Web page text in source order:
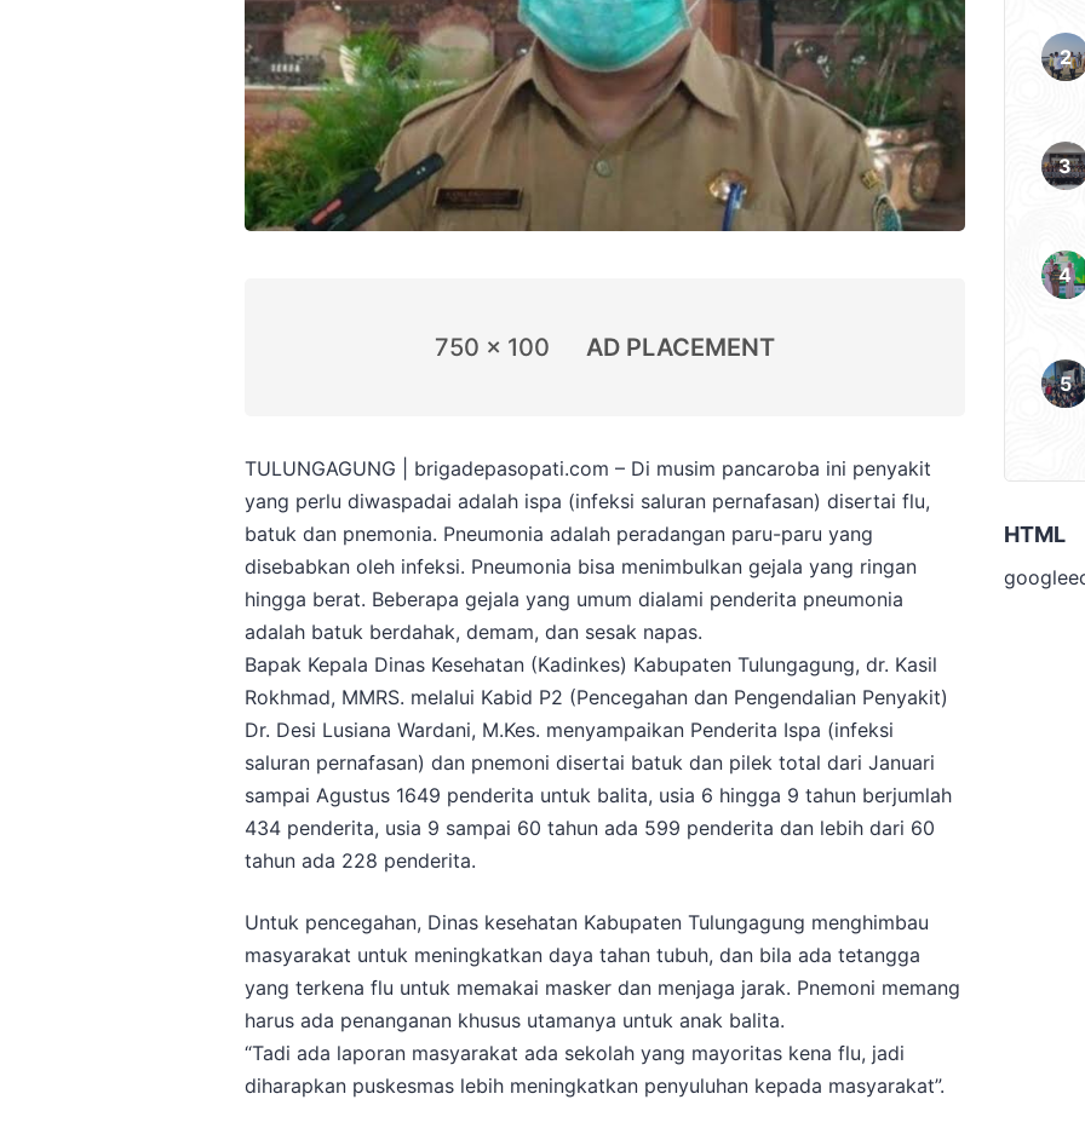
750 x 100 AD PLACEMENT
TULUNGAGUNG | brigadepasopati.com – Di musim pancaroba ini penyakit
yang perlu diwaspadai adalah ispa (infeksi saluran pernafasan) disertai flu,
batuk dan pnemonia. Pneumonia adalah peradangan paru-paru yang
disebabkan oleh infeksi. Pneumonia bisa menimbulkan gejala yang ringan
hingga berat. Beberapa gejala yang umum dialami penderita pneumonia
adalah batuk berdahak, demam, dan sesak napas.
Bapak Kepala Dinas Kesehatan (Kadinkes) Kabupaten Tulungagung, dr. Kasil
Rokhmad, MMRS. melalui Kabid P2 (Pencegahan dan Pengendalian Penyakit)
Dr. Desi Lusiana Wardani, M.Kes. menyampaikan Penderita Ispa (infeksi
saluran pernafasan) dan pnemoni disertai batuk dan pilek total dari Januari
sampai Agustus 1649 penderita untuk balita, usia 6 hingga 9 tahun berjumlah
434 penderita, usia 9 sampai 60 tahun ada 599 penderita dan lebih dari 60
tahun ada 228 penderita.
Untuk pencegahan, Dinas kesehatan Kabupaten Tulungagung menghimbau
masyarakat untuk meningkatkan daya tahan tubuh, dan bila ada tetangga
yang terkena flu untuk memakai masker dan menjaga jarak. Pnemoni memang
harus ada penanganan khusus utamanya untuk anak balita.
“Tadi ada laporan masyarakat ada sekolah yang mayoritas kena flu, jadi
diharapkan puskesmas lebih meningkatkan penyuluhan kepada masyarakat”.
HTML